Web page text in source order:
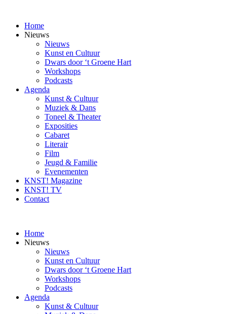
inhoudHome
Nieuws
Nieuws
Kunst en Cultuur
Dwars door ‘t Groene Hart
Workshops
Podcasts
Agenda
Kunst & Cultuur
Muziek & Dans
Toneel & Theater
Exposities
Cabaret
Literair
Film
Jeugd & Familie
Evenementen
KNST! Magazine
KNST! TV
Contact
Home
Nieuws
Nieuws
Kunst en Cultuur
Dwars door ‘t Groene Hart
Workshops
Podcasts
Agenda
Kunst & Cultuur